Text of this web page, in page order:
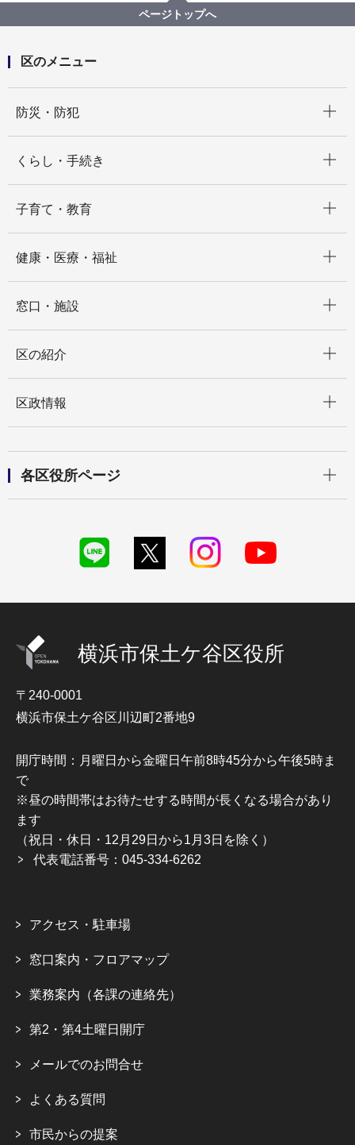
横浜市川島町公園こどもログハウス 第５期指定管理
者の募集について
ページトップへ
区のメニュー
防災・防犯
くらし・手続き
子育て・教育
健康・医療・福祉
窓口・施設
区の紹介
区政情報
各区役所ページ
横浜市保土ケ谷区役所
〒240-0001
横浜市保土ケ谷区川辺町2番地9
開庁時間：月曜日から金曜日午前8時45分から午後5時ま
で
※昼の時間帯はお待たせする時間が長くなる場合があり
ます
（祝日・休日・12月29日から1月3日を除く）
代表電話番号：045-334-6262
アクセス・駐車場
窓口案内・フロアマップ
業務案内（各課の連絡先）
第2・第4土曜日開庁
メールでのお問合せ
よくある質問
市民からの提案